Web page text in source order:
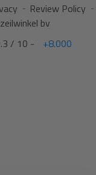
Review Policy
bv
/ 10 -
+8.000